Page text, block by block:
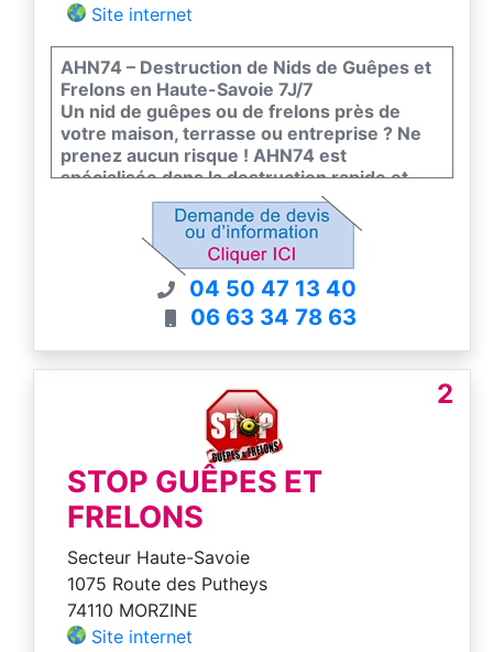
Site internet
AHN74 – Destruction de Nids de Guêpes et
Frelons en Haute-Savoie 7J/7
Un nid de guêpes ou de frelons près de
votre maison, terrasse ou entreprise ? Ne
prenez aucun risque ! AHN74 est
spécialisée dans la destruction rapide et
sécurisée de nids.
Nous intervenons dans tout le 74 avec du
matériel professionnel nous sommes
équipés de perche grande hauteur et des
produits agréés, pour neutraliser
efficacement les nuisibles, même dans les
endroits difficiles d’accès (cheminée,
toiture, haie, cabanon…).
Nous garantissons une intervention rapide,
sécurisée et durable.
📍 Zone d’intervention : Annecy, Chamonix,
Annemasse, La Roche-sur-Foron et toute la
Haute-Savoie.
✅ Intervention sous 24/48h
✅ Équipe formée et équipée
✅ Sécurité garantie pour vous et votre
entourage
04 50 47 13 40
06 63 34 78 63
2
STOP GUÊPES ET
FRELONS
Secteur Haute-Savoie
1075 Route des Putheys
74110 MORZINE
Site internet